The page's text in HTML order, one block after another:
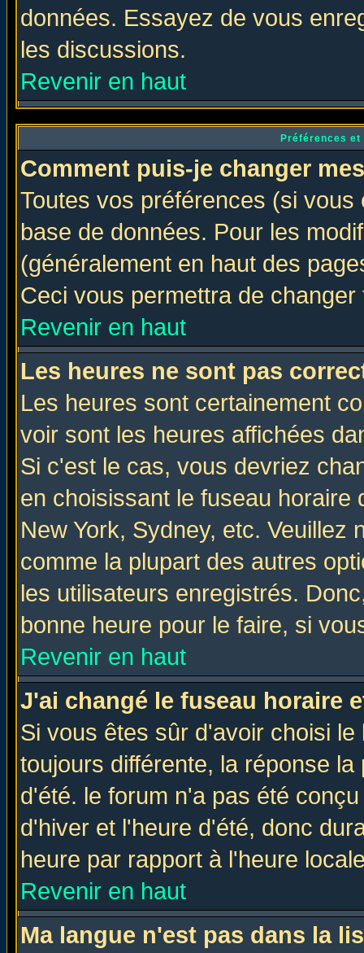
données. Essayez de vous
les discussions.
Revenir en haut
Préférences
Comment puis-je changer
Toutes vos préférences (si
base de données. Pour les
(généralement en haut des
Ceci vous permettra de
Revenir en haut
Les heures ne sont pas
Les heures sont certainement
voir sont les heures affichées
Si c'est le cas, vous devriez
en choisissant le fuseau
New York, Sydney, etc. Veuillez
comme la plupart des autres
les utilisateurs enregistrés.
bonne heure pour le faire, si
Revenir en haut
J'ai changé le fuseau horaire
Si vous êtes sûr d'avoir choisi
toujours différente, la réponse
d'été. le forum n'a pas été
d'hiver et l'heure d'été, donc
heure par rapport à l'heure
Revenir en haut
Ma langue n'est pas dans la